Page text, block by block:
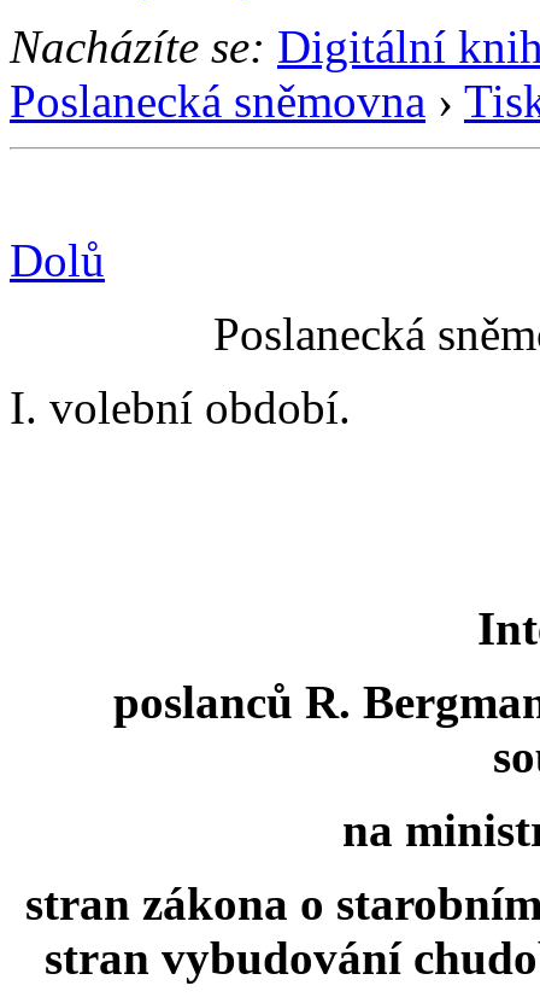
Nacházíte se: Digitální
Poslanecká sněmovna ›
Dolů
Poslanecká
I. volební období.
poslanců R.
na
stran zákona o
stran vybudování